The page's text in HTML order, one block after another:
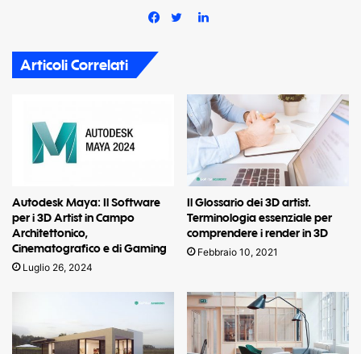
LinkedIn
Articoli Correlati
Autodesk Maya: Il Software
per i 3D Artist in Campo
Architettonico,
Cinematografico e di Gaming
Luglio 26, 2024
Il Glossario dei 3D artist.
Terminologia essenziale per
comprendere i render in 3D
Febbraio 10, 2021